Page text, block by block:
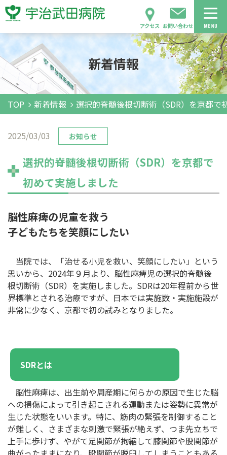
アクセス お問い合わせ
新着情報
TOP 新着情報 選択的脊髄後根切断術（SDR）を京都で
2025/03/03 お知らせ
選択的脊髄後根切断術（SDR）を京都で
初めて実施しました
脳性麻痺の児童を救う
子どもたちを笑顔にしたい
当院では、「治せる小児を救い、笑顔にしたい」という
思いから、2024年９月より、脳性麻痺児の選択的脊髄後
根切断術（SDR）を実施しました。SDRは20年程前から世
界標準とされる治療ですが、日本では実施数・実施施設が
非常に少なく、京都で初の試みとなりました。
SDRとは
脳性麻痺は、出生前や周産期に何らかの原因で生じた脳
への損傷によって引き起こされる運動または姿勢に異常が
生じた状態をいいます。特に、筋肉の緊張を制御すること
が難しく、さまざまな刺激で緊張が絶えず、つま先立ちで
上手に歩けず、やがて足関節が拘縮して膝関節や股関節が